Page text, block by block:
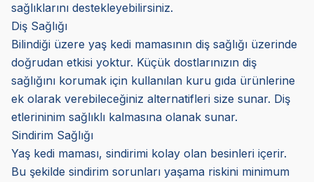
sağlıklarını destekleyebilirsiniz.
Diş Sağlığı
Bilindiği üzere yaş kedi mamasının diş sağlığı üzerinde
doğrudan etkisi yoktur. Küçük dostlarınızın diş
sağlığını korumak için kullanılan kuru gıda ürünlerine
ek olarak verebileceğiniz alternatifleri size sunar. Diş
etlerininim sağlıklı kalmasına olanak sunar.
Sindirim Sağlığı
Yaş kedi maması, sindirimi kolay olan besinleri içerir.
Bu şekilde sindirim sorunları yaşama riskini minimum